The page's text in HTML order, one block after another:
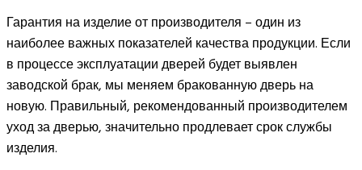
Гарантия на изделие от производителя – один из
наиболее важных показателей качества продукции. Если
в процессе эксплуатации дверей будет выявлен
заводской брак, мы меняем бракованную дверь на
новую. Правильный, рекомендованный производителем
уход за дверью, значительно продлевает срок службы
изделия.